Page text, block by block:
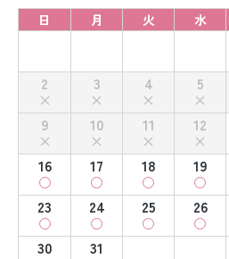
日
月 火 水
2
3 4 5
9
10 11 12
16
17 18 19
23
24 25 26
30
31